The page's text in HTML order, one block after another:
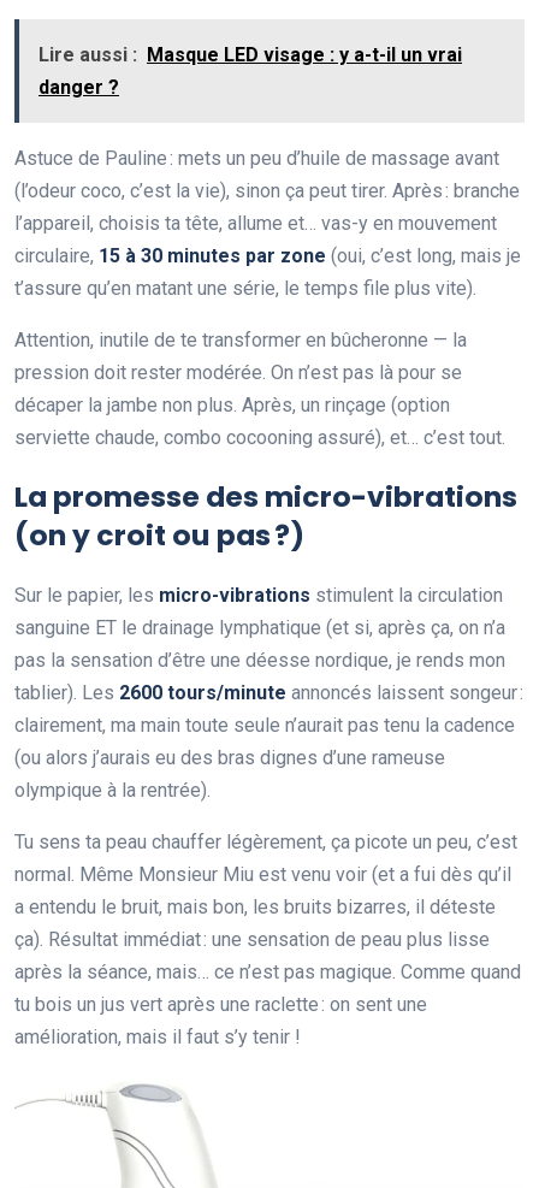
Lire aussi : Masque LED visage : y a-t-il un vrai
danger ?
Astuce de Pauline : mets un peu d’huile de massage avant
(l’odeur coco, c’est la vie), sinon ça peut tirer. Après : branche
l’appareil, choisis ta tête, allume et… vas-y en mouvement
circulaire, 15 à 30 minutes par zone (oui, c’est long, mais je
t’assure qu’en matant une série, le temps file plus vite).
Attention, inutile de te transformer en bûcheronne — la
pression doit rester modérée. On n’est pas là pour se
décaper la jambe non plus. Après, un rinçage (option
serviette chaude, combo cocooning assuré), et… c’est tout.
La promesse des micro-vibrations
(on y croit ou pas ?)
Sur le papier, les micro-vibrations stimulent la circulation
sanguine ET le drainage lymphatique (et si, après ça, on n’a
pas la sensation d’être une déesse nordique, je rends mon
tablier). Les 2600 tours/minute annoncés laissent songeur :
clairement, ma main toute seule n’aurait pas tenu la cadence
(ou alors j’aurais eu des bras dignes d’une rameuse
olympique à la rentrée).
Tu sens ta peau chauffer légèrement, ça picote un peu, c’est
normal. Même Monsieur Miu est venu voir (et a fui dès qu’il
a entendu le bruit, mais bon, les bruits bizarres, il déteste
ça). Résultat immédiat : une sensation de peau plus lisse
après la séance, mais… ce n’est pas magique. Comme quand
tu bois un jus vert après une raclette : on sent une
amélioration, mais il faut s’y tenir !